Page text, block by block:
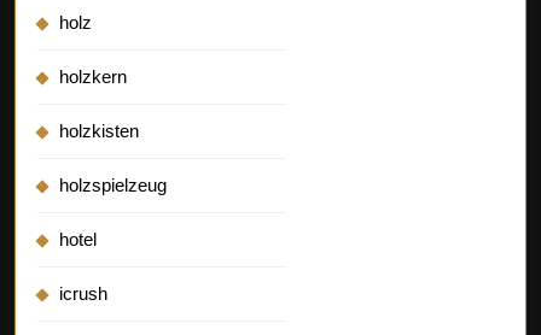
holz
holzkern
holzkisten
holzspielzeug
hotel
icrush